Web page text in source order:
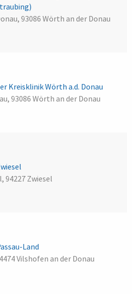
93086 Wörth an der Donau
Kreisklinik Wörth a.d. Donau
93086 Wörth an der Donau
94227 Zwiesel
Land
Vilshofen an der Donau